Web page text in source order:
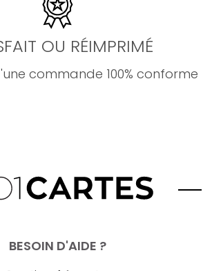
OU RÉIMPRIMÉ
commande 100% conforme
BESOIN D'AIDE ?